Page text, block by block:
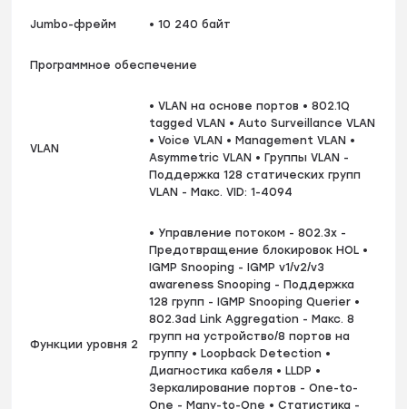
Jumbo-фрейм • 10 240 байт
Программное обеспечение
VLAN
• VLAN на основе портов • 802.1Q
tagged VLAN • Auto Surveillance VLAN
• Voice VLAN • Management VLAN •
Asymmetric VLAN • Группы VLAN -
Поддержка 128 статических групп
VLAN - Макс. VID: 1-4094
Функции уровня 2
• Управление потоком - 802.3x -
Предотвращение блокировок HOL •
IGMP Snooping - IGMP v1/v2/v3
awareness Snooping - Поддержка
128 групп - IGMP Snooping Querier •
802.3ad Link Aggregation - Макс. 8
групп на устройство/8 портов на
группу • Loopback Detection •
Диагностика кабеля • LLDP •
Зеркалирование портов - One-to-
One - Many-to-One • Статистика -